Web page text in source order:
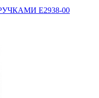
РУЧКАМИ E2938-00